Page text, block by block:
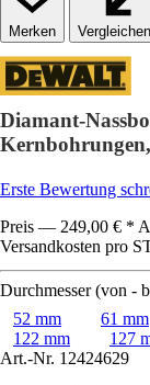
Vergleichen
Diamant-
Erste Bewertung
Preis — 249,00 € *
Versandkosten pro
Durchmesser (von -
52 mm
61 mm
122 mm
127
Art.-Nr. 12424629